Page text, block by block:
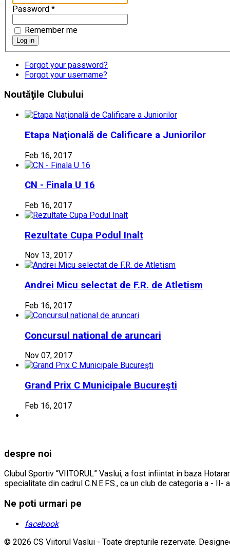
Password *
Remember me
Log in
Forgot your password?
Forgot your username?
Noutăţile Clubului
Etapa Naţională de Calificare a Juniorilor
Feb 16, 2017
CN - Finala U 16
Feb 16, 2017
Rezultate Cupa Podul Inalt
Nov 13, 2017
Andrei Micu selectat de F.R. de Atletism
Feb 16, 2017
Concursul national de aruncari
Nov 07, 2017
Grand Prix C Municipale Bucureşti
Feb 16, 2017
despre noi
Clubul Sportiv “VIITORUL” Vaslui, a fost infiintat in baza
specialitate din cadrul C.N.E.F.S., ca un club de categoria a -
Ne poti urmari pe
facebook
© 2026 CS Viitorul Vaslui - Toate drepturile rezervate.